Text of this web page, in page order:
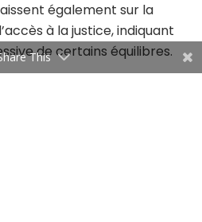
également sur la
à la justice, indiquant
de certains équilibres.
This